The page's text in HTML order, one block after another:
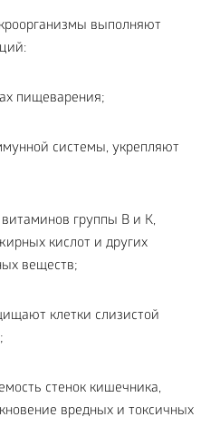
выполняют
пищеварения;
системы, укрепляют
группы B и K,
кислот и других
веществ;
клетки слизистой
стенок кишечника,
вредных и токсичных